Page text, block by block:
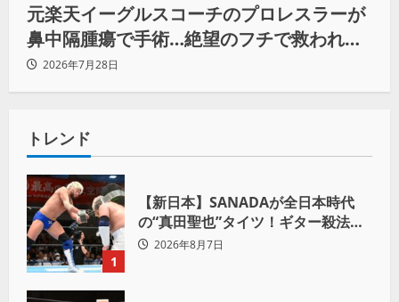
元楽天イーグルスコーチのプロレスラーが
鼻中隔腫瘍で手術…絶望のフチで救われた
リーダーの言葉
2026年7月28日
トレンド
1
【新日本】SANADAが全日本時代
の“真田聖也”タイツ！ギター殺法で
Yuto-IceをKO「俺と闘う時は考え
2026年8月7日